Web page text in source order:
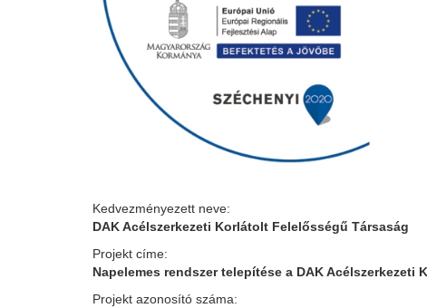
Kedvezményezett neve:
DAK Acélszerkezeti Korlátolt Felelősségű Társaság
Projekt címe:
Napelemes rendszer telepítése a DAK Acélszerkezeti
Projekt azonosító száma: